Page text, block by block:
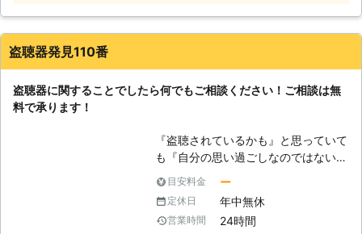
カーに関するお悩みなら、株式会社リ
社へ！ 当社では盗聴器調査から発見
までこれまでに1,000件以上の実績が
回収いたします。 経験豊富な高い調
査力を持つ調査専門スタッフが、最新
の機材を用いて見つけにくい場所 に
ので、お任せください。調査敷地30
㎡までなら19,800円（税込）で対応
盗聴器発見110番
盗聴器に関することでしたら何でもご相談ください！ご相談は無
料で承ります！
『盗聴されているかも』と思っていて
も『自分の思い過ごしなのではないの
か…』と確信を持てない方も多くいる
ことでしょう。 「もし、連絡してこ
ちらの勘違いだったら恥ずかしいし、
迷惑をかけてしまうのでは？」と思う
目安料金 ー
定休日 年中無休
営業時間 24時間